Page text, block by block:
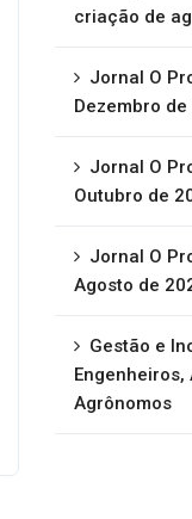
criação de
Jornal O
Dezembro de
Jornal O
Outubro de
Jornal O
Agosto de
Gestão e
Agrônomos